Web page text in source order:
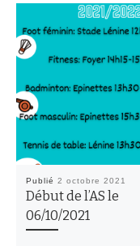
Publié 2 octobre 2021
Début de l’AS le
06/10/2021